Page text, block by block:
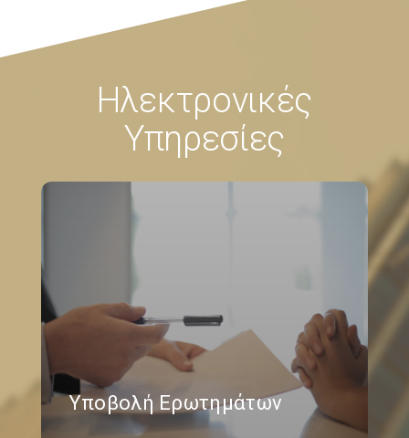
Ηλεκτρονικές
Υπηρεσίες
Υποβολή Ερωτημάτων